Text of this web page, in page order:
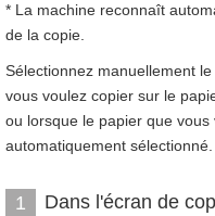
* La machine reconnaît
de la copie.
Sélectionnez manuellement
vous voulez copier sur le
ou lorsque le papier que
automatiquement sélectionné.
1
Dans l'écran de